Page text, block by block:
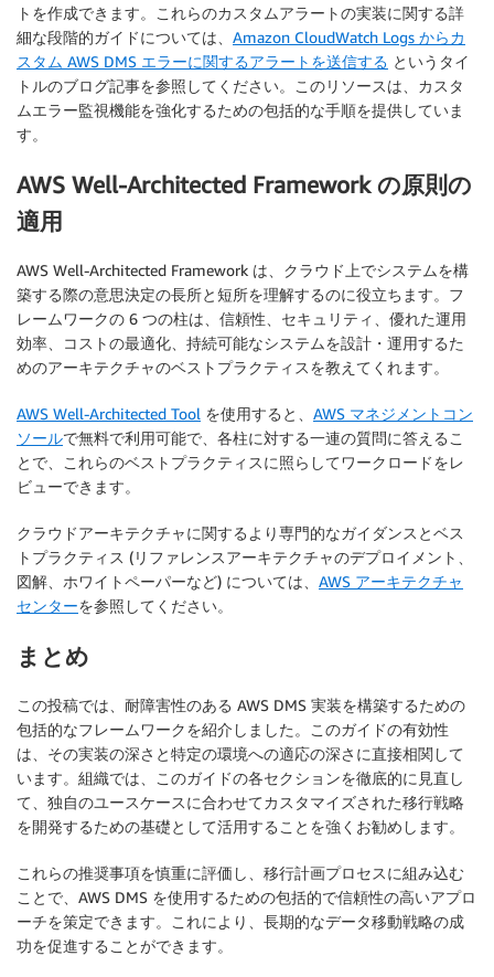
トを作成できます。これらのカスタムアラートの実装に関する詳
細な段階的ガイドについては、 Amazon CloudWatch Logs からカ
スタム AWS DMS エラーに関するアラートを送信する というタイ
トルのブログ記事を参照してください。このリソースは、カスタ
ムエラー監視機能を強化するための包括的な手順を提供していま
す。
AWS Well-Architected Framework の原則の
適用
AWS Well-Architected Framework は、クラウド上でシステムを構
築する際の意思決定の長所と短所を理解するのに役立ちます。フ
レームワークの 6 つの柱は、信頼性、セキュリティ、優れた運用
効率、コストの最適化、持続可能なシステムを設計・運用するた
めのアーキテクチャのベストプラクティスを教えてくれます。
AWS Well-Architected Tool を使用すると、 AWS マネジメントコン
ソールで無料で利用可能で、各柱に対する一連の質問に答えるこ
とで、これらのベストプラクティスに照らしてワークロードをレ
ビューできます。
クラウドアーキテクチャに関するより専門的なガイダンスとベス
トプラクティス (リファレンスアーキテクチャのデプロイメント、
図解、ホワイトペーパーなど) については、 AWS アーキテクチャ
センターを参照してください。
まとめ
この投稿では、耐障害性のある AWS DMS 実装を構築するための
包括的なフレームワークを紹介しました。このガイドの有効性
は、その実装の深さと特定の環境への適応の深さに直接相関して
います。組織では、このガイドの各セクションを徹底的に見直し
て、独自のユースケースに合わせてカスタマイズされた移行戦略
を開発するための基礎として活用することを強くお勧めします。
これらの推奨事項を慎重に評価し、移行計画プロセスに組み込む
ことで、AWS DMS を使用するための包括的で信頼性の高いアプロ
ーチを策定できます。これにより、長期的なデータ移動戦略の成
功を促進することができます。